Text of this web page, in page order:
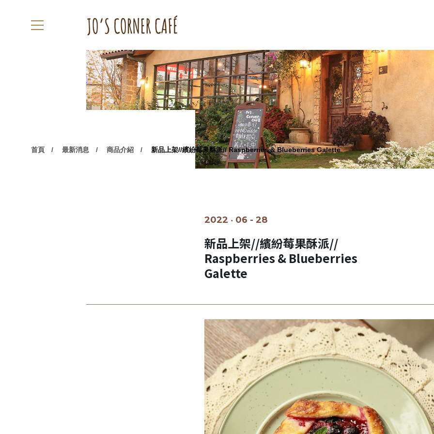
首頁 最新消息 商品介紹 新品上架//繽紛莓果酥派// Raspberries & Blueberries Galette
2022 ‧ 06 - 28
新品上架//繽紛莓果酥派//
Raspberries & Blueberries
Galette